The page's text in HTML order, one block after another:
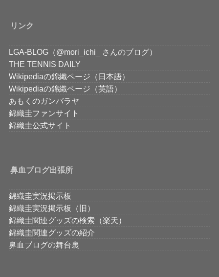
リンク
LGA-BLOG（@mori_ichi_ さんのブログ）
THE TENNIS DAILY
Wikipediaの錦織ページ（日本語）
Wikipediaの錦織ページ（英語）
あもくのガンバラヤ
錦織圭ファンサイト
錦織圭公式サイト
鼻血ブログ出張所
錦織圭実況掲示板
錦織圭実況掲示板（旧）
錦織圭関連グッズの検索（楽天）
錦織圭関連グッズの紹介
鼻血ブログの舞台裏